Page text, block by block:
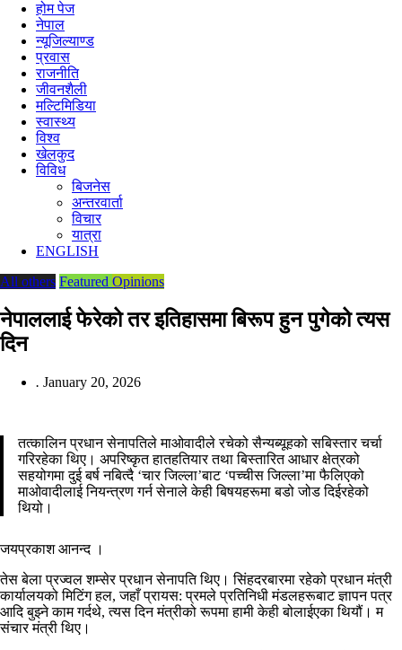
होम पेज
नेपाल
न्यूजिल्याण्ड
प्रवास
राजनीति
जीवनशैली
मल्टिमिडिया
स्वास्थ्य
विश्व
खेलकुद
विविध
बिजनेस
अन्तरवार्ता
विचार
यात्रा
ENGLISH
All others Featured Opinions
नेपाललाई फेरेको तर इतिहासमा बिरूप हुन पुगेको त्यस
दिन
. January 20, 2026
तत्कालिन प्रधान सेनापतिले माओवादीले रचेको सैन्यब्यूहको सबिस्तार चर्चा
गरिरहेका थिए। अपरिष्कृत हातहतियार तथा बिस्तारित आधार क्षेत्रको
सहयोगमा दुई बर्ष नबित्दै ‘चार जिल्ला’बाट ‘पच्चीस जिल्ला’मा फैलिएको
माओवादीलाई नियन्त्रण गर्न सेनाले केही बिषयहरूमा बडो जोड दिईरहेको
थियो।
जयप्रकाश आनन्द ।
तेस बेला प्रज्वल शम्सेर प्रधान सेनापति थिए। सिंहदरबारमा रहेको प्रधान मंत्री
कार्यालयको मिटिंग हल, जहाँ प्रायस: प्रमले प्रतिनिधी मंडलहरूबाट ज्ञापन पत्र
आदि बुझ्ने काम गर्दथे, त्यस दिन मंत्रीको रूपमा हामी केही बोलाईएका थियौं। म
संचार मंत्री थिए।